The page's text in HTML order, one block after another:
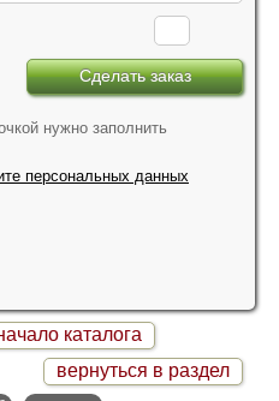
нужно заполнить
персональных данных
каталога
вернуться в раздел